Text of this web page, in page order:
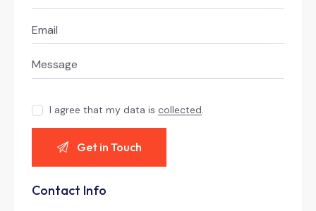
I agree that my data iscollected.
Contact Info